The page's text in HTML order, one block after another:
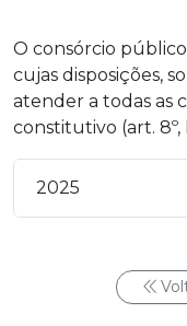
O consórcio
cujas disposições,
atender a todas as
constitutivo (art. 8º,
2025